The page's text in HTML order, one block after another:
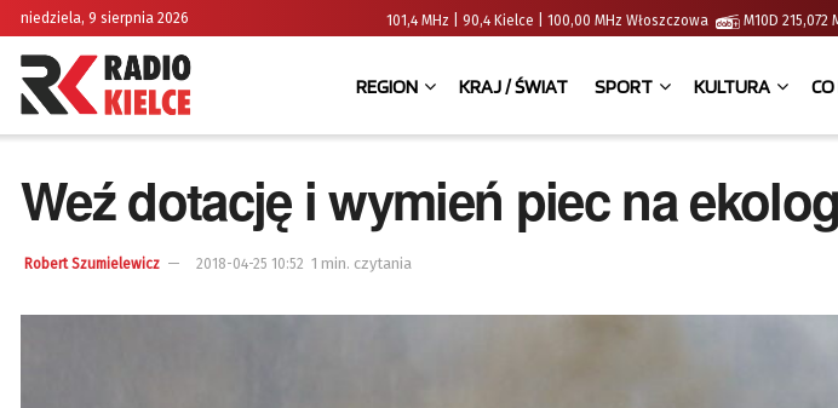
niedziela, 9 sierpnia 2026 101,4 MHz | 90,4 Kielce | 100,00 MHz Włoszczowa M10D
REGION KRAJ / ŚWIAT SPORT KULTURA
Weź dotację i wymień piec na
Robert Szumielewicz 2018-04-25 10:52 1 min. czytania